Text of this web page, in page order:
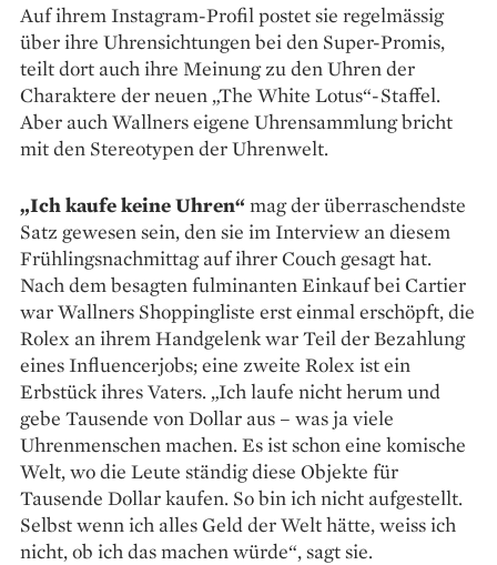
Auf ihrem Instagram-Profil postet sie ­regelmässig
über ihre Uhrensichtungen bei den ­Super-Promis,
teilt dort auch ihre Meinung zu den Uhren der
Charaktere der neuen „The White Lotus“-Staffel.
Aber auch Wallners eigene Uhrensammlung bricht
mit den Stereotypen der Uhrenwelt.
„Ich kaufe keine Uhren“mag der über­raschendste
Satz gewesen sein, den sie im Interview an diesem
Frühlingsnachmittag auf ­ihrer Couch gesagt hat.
Nach dem besagten fulminanten Einkauf bei Cartier
war Wallners Shoppingliste erst einmal erschöpft, die
Rolex an ihrem Handgelenk war Teil der Bezahlung
eines Influencerjobs; eine zweite Rolex ist ein
Erbstück ihres Vaters. „Ich laufe nicht herum und
gebe Tausende von Dollar aus – was ja viele
Uhrenmenschen machen. Es ist schon eine komische
Welt, wo die Leute ständig diese Objekte für
Tausende Dollar kaufen. So bin ich nicht aufgestellt.
Selbst wenn ich alles Geld der Welt hätte, weiss ich
nicht, ob ich das machen würde“, sagt sie.